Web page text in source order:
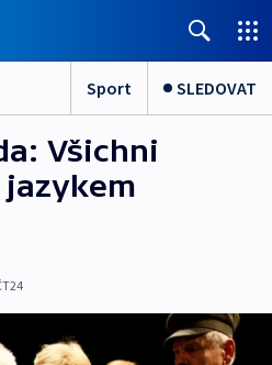
Sport SLEDOVAT
Všichni